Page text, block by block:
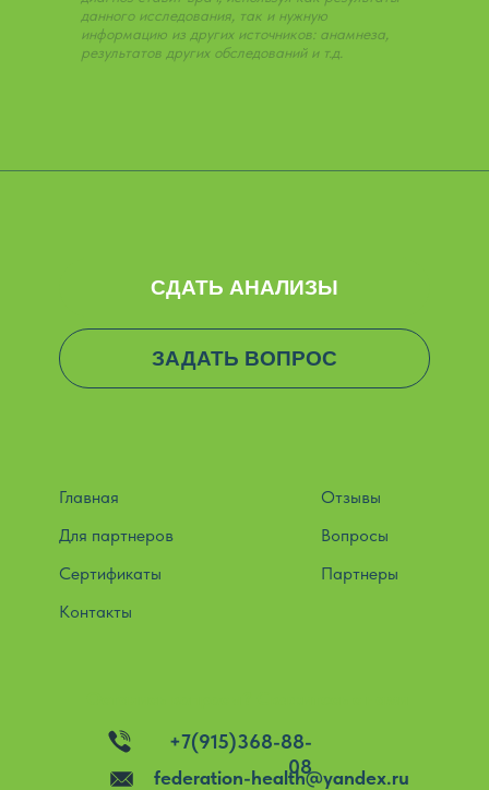
данного исследования, так и нужную
информацию из других источников: анамнеза,
результатов других обследований и т.д.
Главная
Отзывы
Вопросы
Партнеры
Сертификаты
Контакты
СДАТЬ АНАЛИЗЫ
ЗАДАТЬ ВОПРОС
+7(915)368-88-
08
federation-health@yandex.ru
Для партнеров